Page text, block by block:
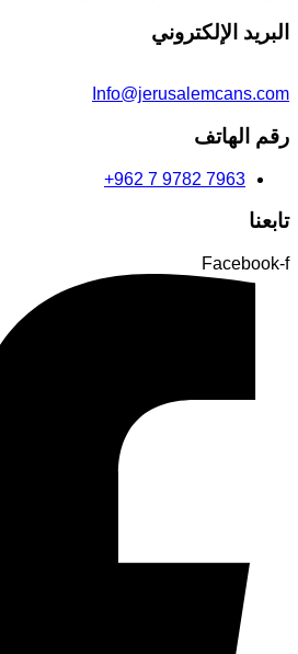
البريد الإلكتروني
Info@jerusalemcans.com
رقم الهاتف
+962 7 9782 7963
تابعنا
Facebook-f